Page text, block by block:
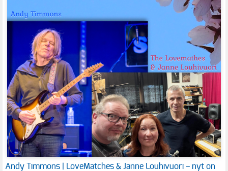
Andy Timmons | LoveMatches & Janne Louhivuori – nyt on